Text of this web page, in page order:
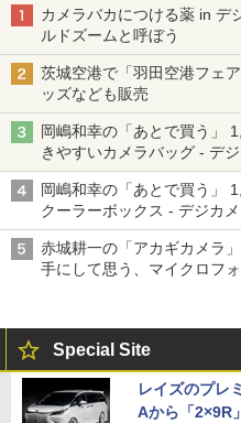
カメラバカにつける薬 in デ
ルドズームと呼ぼう
茨城空港で「羽田空港フェ
ッズなども販売
岡嶋和幸の「あとで買う」
きやすいカメラバッグ - デ
岡嶋和幸の「あとで買う」
クーラーボックス - デジカ
赤城耕一の「アカギカメラ
手にして思う、マイクロフ
Special Site
レイズのプレ
Aから「2×9R